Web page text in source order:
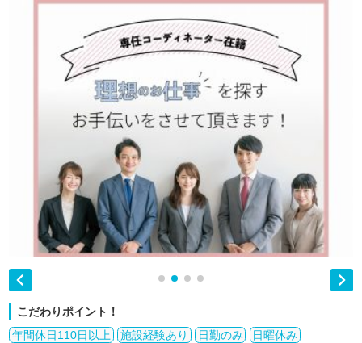
 
こだわりポイント！
年間休日110日以上
施設経験あり 日勤のみ
日曜休み